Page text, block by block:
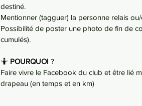
destiné.
Mentionner (tagguer) la personne relais
Possibilité de poster une photo de fin de
cumulés).
🤷 POURQUOI ?
Faire vivre le Facebook du club et être lié
drapeau (en temps et en km)